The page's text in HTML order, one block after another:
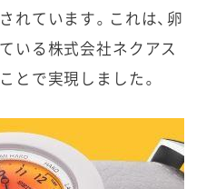
れています。これは、卵
いる株式会社ネクアス
とで実現しました。